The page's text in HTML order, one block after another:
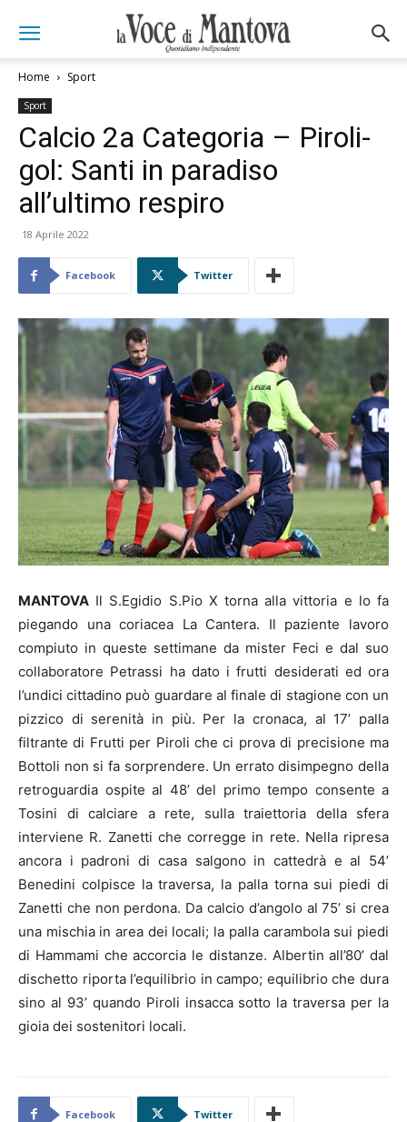
Home Sport
Sport
Calcio 2a Categoria – Piroli-
gol: Santi in paradiso
all’ultimo respiro
18 Aprile 2022
Facebook Twitter
MANTOVA Il S.Egidio S.Pio X torna alla vittoria e lo fa
piegando una coriacea La Cantera. Il paziente lavoro
compiuto in queste settimane da mister Feci e dal suo
collaboratore Petrassi ha dato i frutti desiderati ed ora
l’undici cittadino può guardare al finale di stagione con un
pizzico di serenità in più. Per la cronaca, al 17’ palla
filtrante di Frutti per Piroli che ci prova di precisione ma
Bottoli non si fa sorprendere. Un errato disimpegno della
retroguardia ospite al 48’ del primo tempo consente a
Tosini di calciare a rete, sulla traiettoria della sfera
interviene R. Zanetti che corregge in rete. Nella ripresa
ancora i padroni di casa salgono in cattedrà e al 54’
Benedini colpisce la traversa, la palla torna sui piedi di
Zanetti che non perdona. Da calcio d’angolo al 75’ si crea
una mischia in area dei locali; la palla carambola sui piedi
di Hammami che accorcia le distanze. Albertin all’80’ dal
dischetto riporta l’equilibrio in campo; equilibrio che dura
sino al 93’ quando Piroli insacca sotto la traversa per la
gioia dei sostenitori locali.
Facebook Twitter